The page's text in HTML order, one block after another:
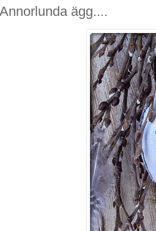
Annorlunda ägg....